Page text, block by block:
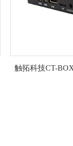
触拓科技CT-